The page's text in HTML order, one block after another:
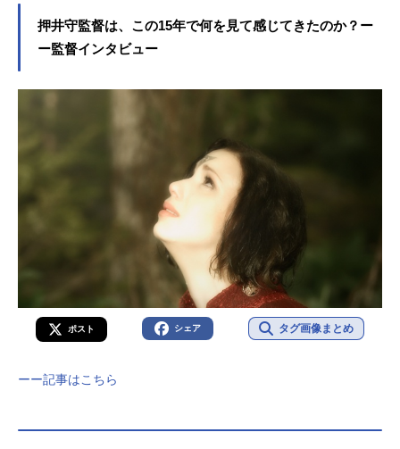
押井守監督は、この15年で何を見て感じてきたのか？ー
ー監督インタビュー
ポスト シェア タグ画像まとめ
ーー記事はこちら